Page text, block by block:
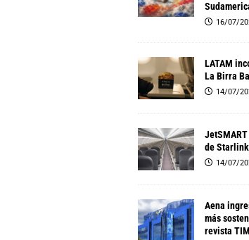
16/07/
LATAM
La Birra
14/07/
de
14/07/
Aena
más
revista